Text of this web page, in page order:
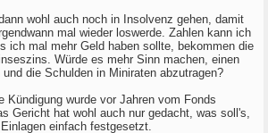
wohl auch noch in Insolvenz gehen, damit
mal wieder loswerde. Zahlen kann ich
ich mal mehr Geld haben sollte, bekommen die
Würde es mehr Sinn machen, einen
die Schulden in Miniraten abzutragen?
Kündigung wurde vor Jahren vom Fonds
Gericht hat wohl auch nur gedacht, was soll's,
einfach festgesetzt.